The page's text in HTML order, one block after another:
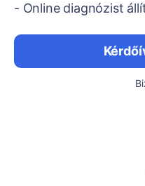
- Online diagnózist